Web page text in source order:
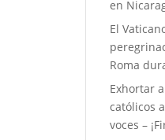
en
El
Roma
Exhortar
católicos
voces –